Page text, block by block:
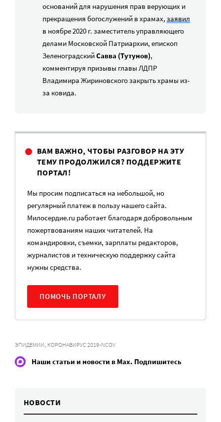
оснований для нарушения прав верующих и
прекращения богослужений в храмах, заявил
в ноябре 2020 г. заместитель управляющего
делами Московской Патриархии, епископ
ЗеленоградскийСавва (Тутунов),
комментируя призывы главы ЛДПР
Владимира Жириновского закрыть храмы из-
за ковида.
ВАМ ВАЖНО, ЧТОБЫ РАЗГОВОР НА ЭТУ
ТЕМУ ПРОДОЛЖИЛСЯ? ПОДДЕРЖИТЕ
ПОРТАЛ!
Мы просим подписаться на небольшой, но
регулярный платеж в пользу нашего сайта.
Милосердие.ru работает благодаря добровольным
пожертвованиям наших читателей. На
командировки, съемки, зарплаты редакторов,
журналистов и техническую поддержку сайта
нужны средства.
ПОМОЧЬ ПОРТАЛУ
ЭПИДЕМИИ КОРОНАВИРУС 2019-NCOV
Наши статьи и новости в Max. Подпишитесь
НОВОСТИ